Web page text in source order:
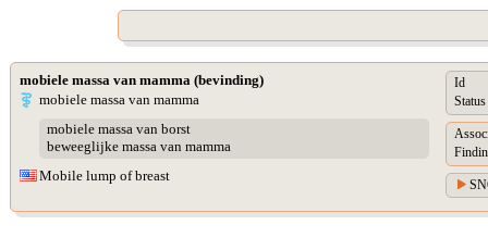
mobiele massa van mamma (bevinding)
mobiele massa van mamma
mobiele massa van borst
beweeglijke massa van mamma
Mobile lump of breast
Id
Status